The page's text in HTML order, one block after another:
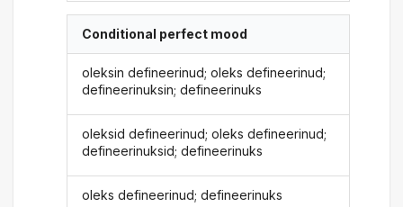
Conditional perfect mood
oleksin defineerinud; oleks defineerinud;
defineerinuksin; defineerinuks
oleksid defineerinud; oleks defineerinud;
defineerinuksid; defineerinuks
oleks defineerinud; defineerinuks